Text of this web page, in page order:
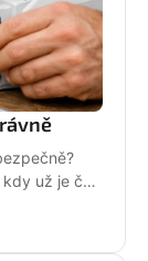
už je čas